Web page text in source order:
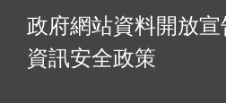
政府網站資料開放宣
資訊安全政策